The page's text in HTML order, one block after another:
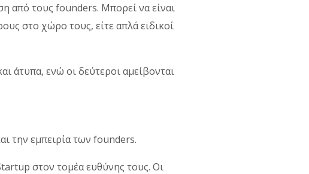
από τους founders. Μπορεί να είναι
στο χώρο τους, είτε απλά ειδικοί
άτυπα, ενώ οι δεύτεροι αμείβονται
την εμπειρία των founders.
στον τομέα ευθύνης τους. Οι